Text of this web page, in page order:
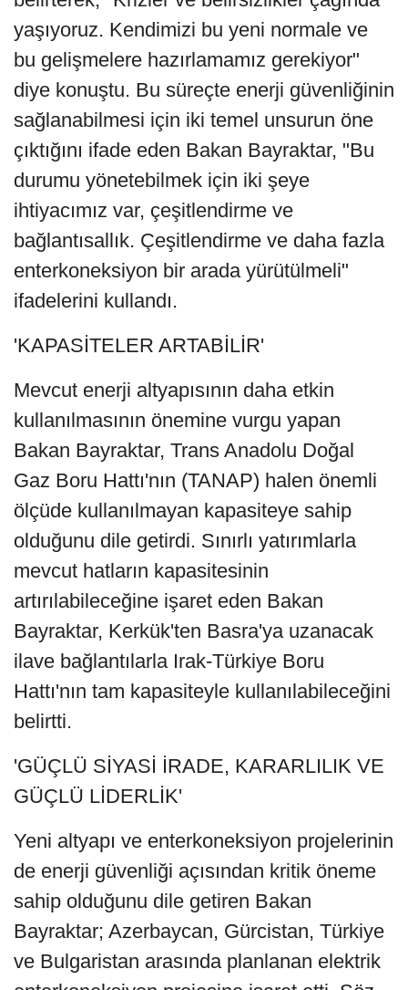
yaşıyoruz. Kendimizi bu yeni normale ve
bu gelişmelere hazırlamamız gerekiyor"
diye konuştu. Bu süreçte enerji güvenliğinin
sağlanabilmesi için iki temel unsurun öne
çıktığını ifade eden Bakan Bayraktar, "Bu
durumu yönetebilmek için iki şeye
ihtiyacımız var, çeşitlendirme ve
bağlantısallık. Çeşitlendirme ve daha fazla
enterkoneksiyon bir arada yürütülmeli"
ifadelerini kullandı.
'KAPASİTELER ARTABİLİR'
Mevcut enerji altyapısının daha etkin
kullanılmasının önemine vurgu yapan
Bakan Bayraktar, Trans Anadolu Doğal
Gaz Boru Hattı'nın (TANAP) halen önemli
ölçüde kullanılmayan kapasiteye sahip
olduğunu dile getirdi. Sınırlı yatırımlarla
mevcut hatların kapasitesinin
artırılabileceğine işaret eden Bakan
Bayraktar, Kerkük'ten Basra'ya uzanacak
ilave bağlantılarla Irak-Türkiye Boru
Hattı'nın tam kapasiteyle kullanılabileceğini
belirtti.
'GÜÇLÜ SİYASİ İRADE, KARARLILIK VE
GÜÇLÜ LİDERLİK'
Yeni altyapı ve enterkoneksiyon projelerinin
de enerji güvenliği açısından kritik öneme
sahip olduğunu dile getiren Bakan
Bayraktar; Azerbaycan, Gürcistan, Türkiye
ve Bulgaristan arasında planlanan elektrik